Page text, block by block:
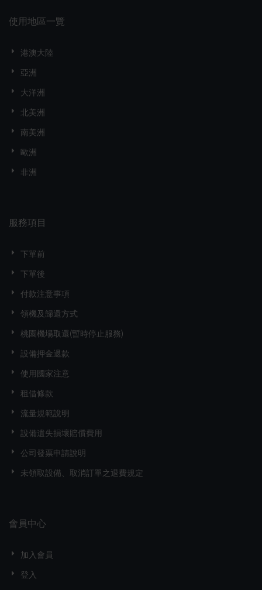
使用地區一覽
港澳大陸
亞洲
大洋洲
北美洲
南美洲
歐洲
非洲
服務項目
下單前
下單後
付款注意事項
領機及歸還方式
桃園機場取還(暫時停止服務)
設備押金退款
使用國家注意
租借條款
流量規範說明
設備遺失損壞賠償費用
公司發票申請說明
未領取設備、取消訂單之退費規定
會員中心
加入會員
登入